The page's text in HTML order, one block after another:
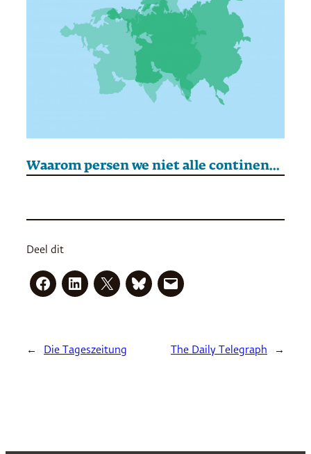
Waarom persen we niet alle continenten op elkaar?
Deel dit
← Die Tageszeitung The Daily Telegraph →